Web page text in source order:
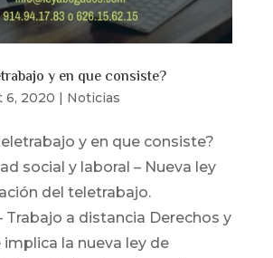
y en que consiste?
6, 2020 | Noticias
y en que consiste?
social y laboral – Nueva ley
del teletrabajo.
Trabajo a distancia Derechos y
la nueva ley de